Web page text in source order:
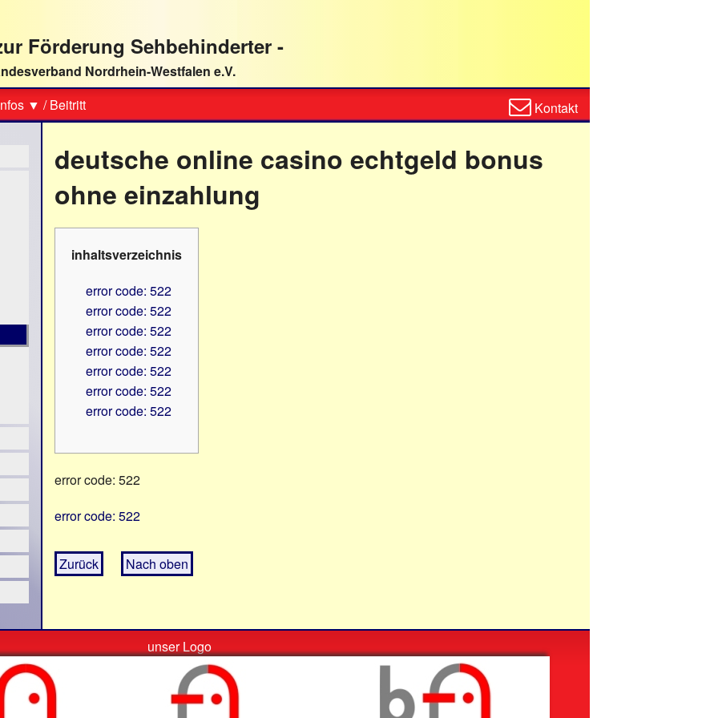
Förderung Sehbehinderter -
Nordrhein-Westfalen e.V.
▼ /Beitritt
Kontaktformular
Kontakt
deutsche online casino echtgeld bonus
ohne einzahlung
inhaltsverzeichnis
error code: 522
error code: 522
error code: 522
error code: 522
error code: 522
error code: 522
error code: 522
error code: 522
error code: 522
Zurück Nach oben
unser Logo